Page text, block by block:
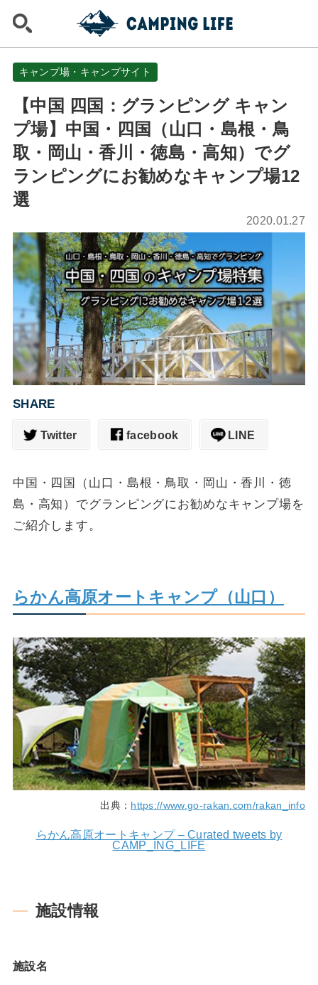
キャンプ場・キャンプサイト
【中国 四国：グランピング キャン
プ場】中国・四国（山口・島根・鳥
取・岡山・香川・徳島・高知）でグ
ランピングにお勧めなキャンプ場12
選
2020.01.27
SHARE
Twitter facebook LINE
中国・四国（山口・島根・鳥取・岡山・香川・徳
島・高知）でグランピングにお勧めなキャンプ場を
ご紹介します。
らかん高原オートキャンプ（山口）
出典： https://www.go-rakan.com/rakan_info
らかん高原オートキャンプ – Curated tweets by
CAMP_ING_LIFE
施設情報
施設名